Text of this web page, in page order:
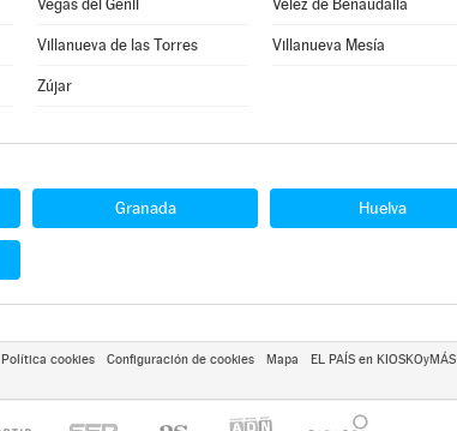
Vegas del Genil Vélez de Benaudalla
Villanueva de las Torres Villanueva Mesía
Zújar
Granada Huelva
Política cookies Configuración de cookies Mapa
EL PAÍS en KIOSKOyMÁS